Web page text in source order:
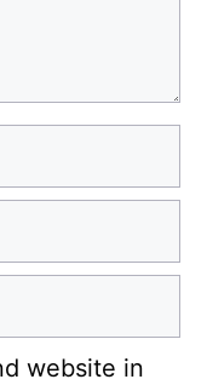
website in